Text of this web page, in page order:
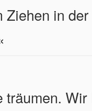
Ziehen in
träumen.